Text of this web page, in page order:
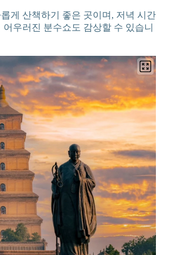
게 산책하기 좋은 곳이며, 저녁 시간
우러진 분수쇼도 감상할 수 있습니